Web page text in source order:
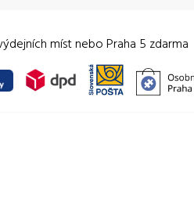
míst nebo Praha 5 zdarma